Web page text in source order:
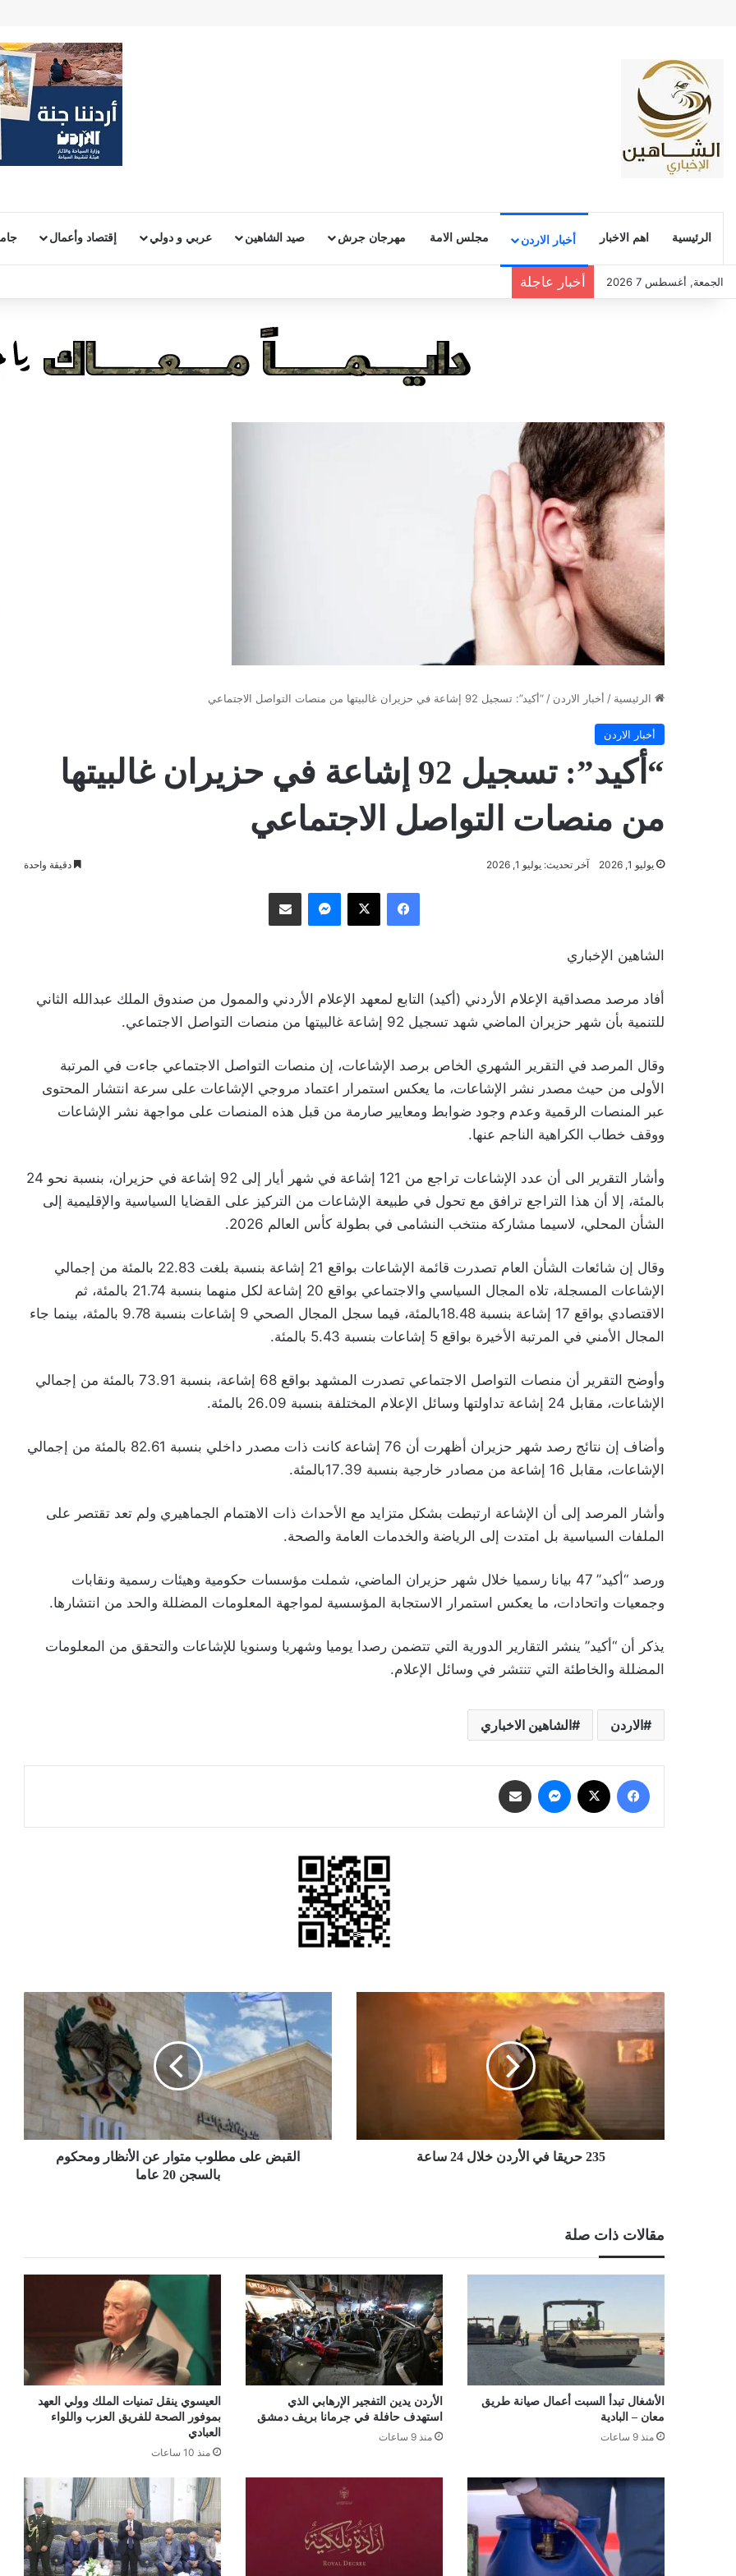
الرئيسية اهم الاخبار أخبار الاردن مجلس الامة مهرجان جرش صيد الشاهين عربي و دولي إقتصاد وأعمال
الجمعة, أغسطس 7 2026 أخبار عاجلة
الرئيسية / أخبار الاردن / “أكيد”: تسجيل 92 إشاعة في حزيران غالبيتها من منصات التواصل الاجتماعي
أخبار الاردن
“أكيد”: تسجيل 92 إشاعة في حزيران غالبيتها
من منصات التواصل الاجتماعي
يوليو 1, 2026 آخر تحديث: يوليو 1, 2026 دقيقة واحدة
فيسبوك ‫X ماسنجر مشاركة عبر البريد
الشاهين الإخباري
أفاد مرصد مصداقية الإعلام الأردني (أكيد) التابع لمعهد الإعلام الأردني والممول من صندوق الملك عبدالله الثاني
للتنمية بأن شهر حزيران الماضي شهد تسجيل 92 إشاعة غالبيتها من منصات التواصل الاجتماعي.
وقال المرصد في التقرير الشهري الخاص برصد الإشاعات، إن منصات التواصل الاجتماعي جاءت في المرتبة
الأولى من حيث مصدر نشر الإشاعات، ما يعكس استمرار اعتماد مروجي الإشاعات على سرعة انتشار المحتوى
عبر المنصات الرقمية وعدم وجود ضوابط ومعايير صارمة من قبل هذه المنصات على مواجهة نشر الإشاعات
ووقف خطاب الكراهية الناجم عنها.
وأشار التقرير الى أن عدد الإشاعات تراجع من 121 إشاعة في شهر أيار إلى 92 إشاعة في حزيران، بنسبة نحو 24
بالمئة، إلا أن هذا التراجع ترافق مع تحول في طبيعة الإشاعات من التركيز على القضايا السياسية والإقليمية إلى
الشأن المحلي، لاسيما مشاركة منتخب النشامى في بطولة كأس العالم 2026.
وقال إن شائعات الشأن العام تصدرت قائمة الإشاعات بواقع 21 إشاعة بنسبة بلغت 22.83 بالمئة من إجمالي
الإشاعات المسجلة، تلاه المجال السياسي والاجتماعي بواقع 20 إشاعة لكل منهما بنسبة 21.74 بالمئة، ثم
الاقتصادي بواقع 17 إشاعة بنسبة 18.48بالمئة، فيما سجل المجال الصحي 9 إشاعات بنسبة 9.78 بالمئة، بينما جاء
المجال الأمني في المرتبة الأخيرة بواقع 5 إشاعات بنسبة 5.43 بالمئة.
وأوضح التقرير أن منصات التواصل الاجتماعي تصدرت المشهد بواقع 68 إشاعة، بنسبة 73.91 بالمئة من إجمالي
الإشاعات، مقابل 24 إشاعة تداولتها وسائل الإعلام المختلفة بنسبة 26.09 بالمئة.
وأضاف إن نتائج رصد شهر حزيران أظهرت أن 76 إشاعة كانت ذات مصدر داخلي بنسبة 82.61 بالمئة من إجمالي
الإشاعات، مقابل 16 إشاعة من مصادر خارجية بنسبة 17.39بالمئة.
وأشار المرصد إلى أن الإشاعة ارتبطت بشكل متزايد مع الأحداث ذات الاهتمام الجماهيري ولم تعد تقتصر على
الملفات السياسية بل امتدت إلى الرياضة والخدمات العامة والصحة.
ورصد “أكيد” 47 بيانا رسميا خلال شهر حزيران الماضي، شملت مؤسسات حكومية وهيئات رسمية ونقابات
وجمعيات واتحادات، ما يعكس استمرار الاستجابة المؤسسية لمواجهة المعلومات المضللة والحد من انتشارها.
يذكر أن “أكيد” ينشر التقارير الدورية التي تتضمن رصدا يوميا وشهريا وسنويا للإشاعات والتحقق من المعلومات
المضللة والخاطئة التي تنتشر في وسائل الإعلام.
الاردن الشاهين الاخباري
فيسبوك ماسنجر
235
حريقا
في
الأردن
235 حريقا في الأردن خلال 24 ساعة
على
مطلوب
متوار
عن
الأنظار
ومحكوم
بالسجن
20
القبض على مطلوب متوار عن الأنظار ومحكوم
بالسجن 20 عاما
مقالات ذات صلة
الأشغال تبدأ السبت أعمال صيانة طريق
معان – البادية
منذ 9 ساعات
الأردن يدين التفجير الإرهابي الذي
استهدف حافلة في جرمانا بريف دمشق
منذ 9 ساعات
العيسوي ينقل تمنيات الملك وولي العهد
بموفور الصحة للفريق العزب واللواء
العبادي
منذ 10 ساعات